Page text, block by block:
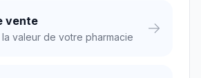
vente
la valeur de votre pharmacie